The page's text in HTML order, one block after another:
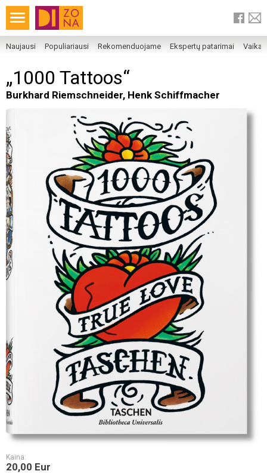
Naujausi Populiariausi Rekomenduojame Ekspertų patarimai
„1000 Tattoos“
Burkhard Riemschneider, Henk Schiffmacher
Kaina:
20,00 Eur